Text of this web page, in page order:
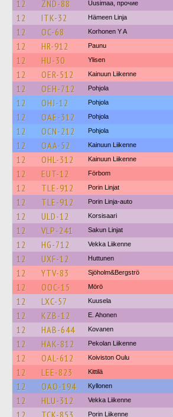
12 ZND-88 Uusimaa, прочие
12 ITK-32 Hämeen Linja
12 OC-68 Korhonen Y A
12 HR-912 Paunu
12 HU-30 Ylisen
12 OER-512 Kainuun Liikenne
12 OEH-712 Pohjola
12 OHJ-12 Pohjola
12 OAE-312 Pohjola
12 OCN-212 Pohjola
12 OAA-52 Kainuun Liikenne
12 OHL-312 Kainuun Liikenne
12 EUT-12 Förbom
12 TLE-912 Porin Linjat
12 TLE-912 Porin Linja-auto
12 ULD-12 Korsisaari
12 VLP-241 Sakun Linjat
12 HG-712 Vekka Liikenne
12 UXF-12 Huttunen
12 YTV-83 Sjöholm&Bergströ
12 OOC-15 Mörö
12 LXC-57 Kuusela
12 KZB-12 E. Ahonen
12 HAB-644 Kovanen
12 HAK-812 Pekolan Liikenne
12 OAL-612 Koiviston Oulu
12 LEE-823 Kittilä
12 OAO-194 Kyllonen
12 HLU-312 Vekka Liikenne
12 TCK-853 Porin Liikenne